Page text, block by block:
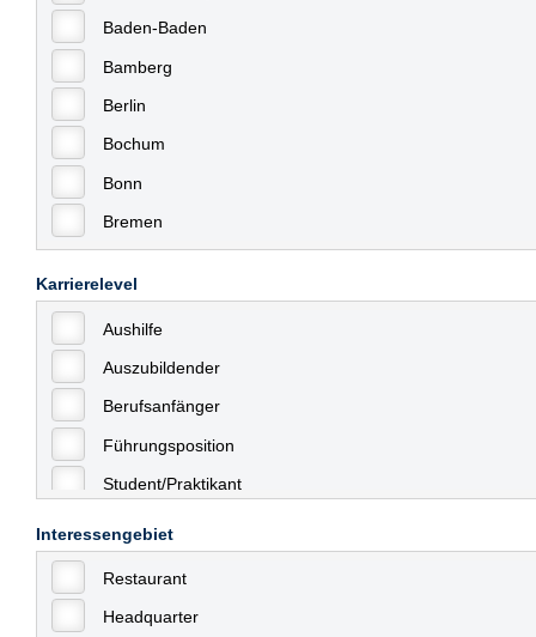
Baden-Baden
Bamberg
Berlin
Bochum
Bonn
Bremen
Celle
Chemnitz
Dessau
Dresden
Düsseldorf
Erfurt
Essen
Frankfurt
Frankfurt am Main
Karrierelevel
Aushilfe
Auszubildender
Berufsanfänger
Führungsposition
Student/Praktikant
Interessengebiet
Restaurant
Headquarter